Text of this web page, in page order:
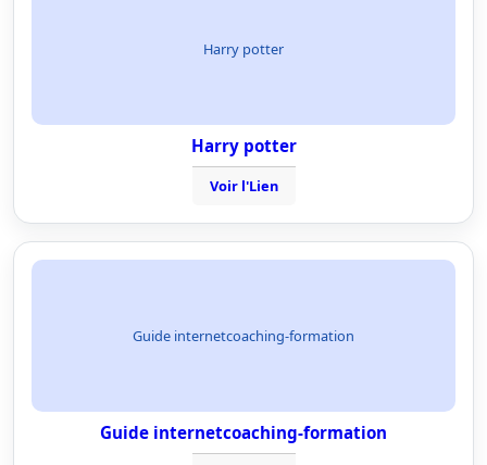
Harry potter
Harry potter
Voir l'Lien
Guide internetcoaching-formation
Guide internetcoaching-formation